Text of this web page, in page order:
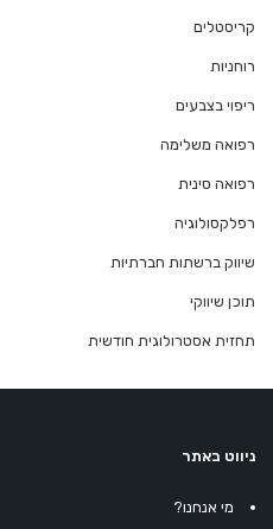
קריסטלים
רוחניות
ריפוי בצבעים
רפואה משלימה
רפואה סינית
רפלקסולוגיה
שיווק ברשתות חברתיות
תוכן שיווקי
תחזית אסטרולוגית חודשית
ניווט באתר
מי אנחנו?